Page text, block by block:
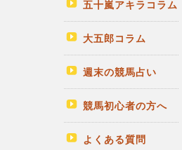
五十嵐アキラコラム
大五郎コラム
週末の競馬占い
競馬初心者の方へ
よくある質問